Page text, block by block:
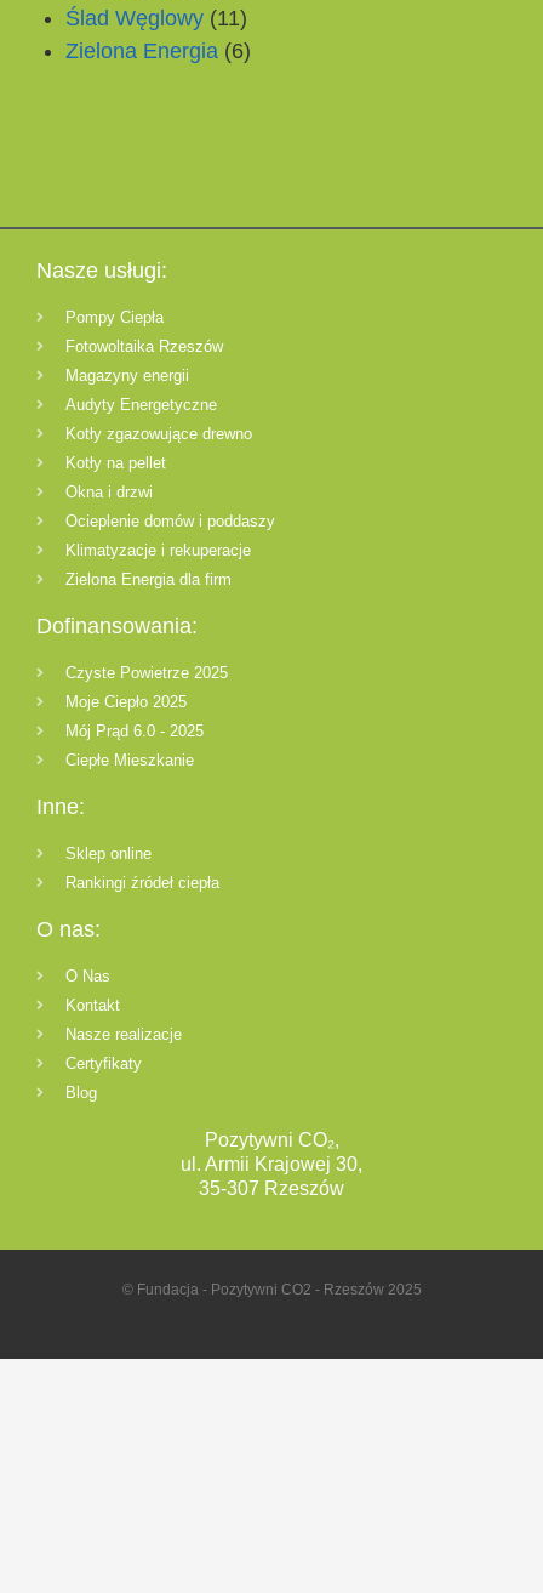
Ślad Węglowy (11)
Zielona Energia (6)
Nasze usługi:
Pompy Ciepła
Fotowoltaika Rzeszów
Magazyny energii
Audyty Energetyczne
Kotły zgazowujące drewno
Kotły na pellet
Okna i drzwi
Ocieplenie domów i poddaszy
Klimatyzacje i rekuperacje
Zielona Energia dla firm
Dofinansowania:
Czyste Powietrze 2025
Moje Ciepło 2025
Mój Prąd 6.0 - 2025
Ciepłe Mieszkanie
Inne:
Sklep online
Rankingi źródeł ciepła
O nas:
O Nas
Kontakt
Nasze realizacje
Certyfikaty
Blog
Pozytywni CO₂,
ul. Armii Krajowej 30,
35-307 Rzeszów
© Fundacja - Pozytywni CO2 - Rzeszów 2025